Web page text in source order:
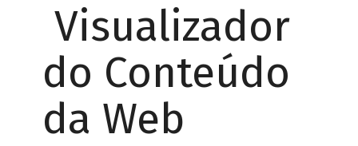
Visualizador
do Conteúdo
da Web